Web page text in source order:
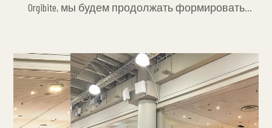
Orgibite, мы будем продолжать формировать
мира.